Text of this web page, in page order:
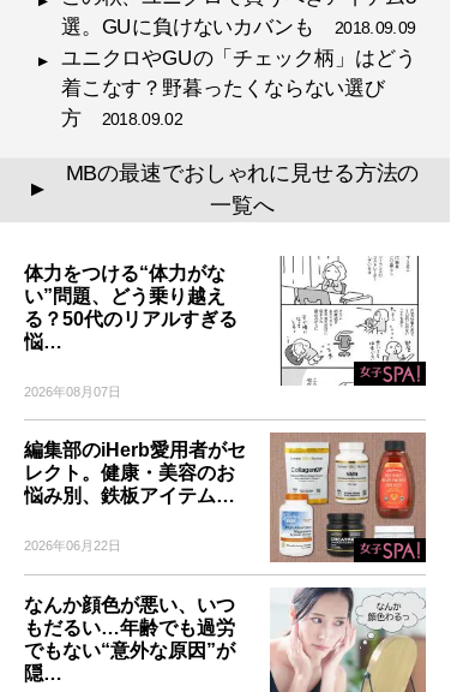
選。GUに負けないカバンも 2018.09.09
ユニクロやGUの「チェック柄」はどう
着こなす？野暮ったくならない選び
方 2018.09.02
▲
MBの最速でおしゃれに見せる方法の
一覧へ
体力をつける“体力がな
い”問題、どう乗り越え
る？50代のリアルすぎる
悩…
2026年08月07日
編集部のiHerb愛用者がセ
レクト。健康・美容のお
悩み別、鉄板アイテム…
2026年06月22日
なんか顔色が悪い、いつ
もだるい…年齢でも過労
でもない“意外な原因”が
隠…